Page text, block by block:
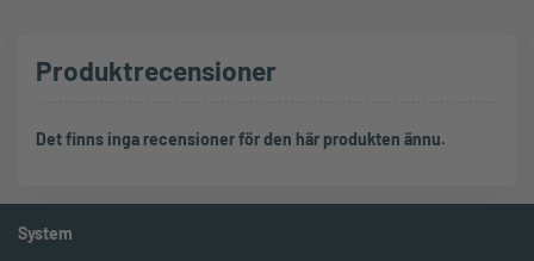
Produktrecensioner
Det finns inga recensioner för den här produkten ännu.
System